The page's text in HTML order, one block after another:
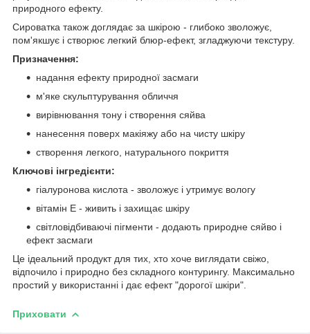
природного ефекту.
Сироватка також доглядає за шкірою - глибоко зволожує,
пом'якшує і створює легкий блюр-ефект, згладжуючи текстуру.
Призначення:
надання ефекту природної засмаги
м'яке скульптурування обличчя
вирівнювання тону і створення сяйва
нанесення поверх макіяжу або на чисту шкіру
створення легкого, натурального покриття
Ключові інгредієнти:
гіалуронова кислота - зволожує і утримує вологу
вітамін Е - живить і захищає шкіру
світловідбиваючі пігменти - додають природне сяйво і
ефект засмаги
Це ідеальний продукт для тих, хто хоче виглядати свіжо,
відпочило і природно без складного контурингу. Максимально
простий у використанні і дає ефект "дорогої шкіри".
Приховати